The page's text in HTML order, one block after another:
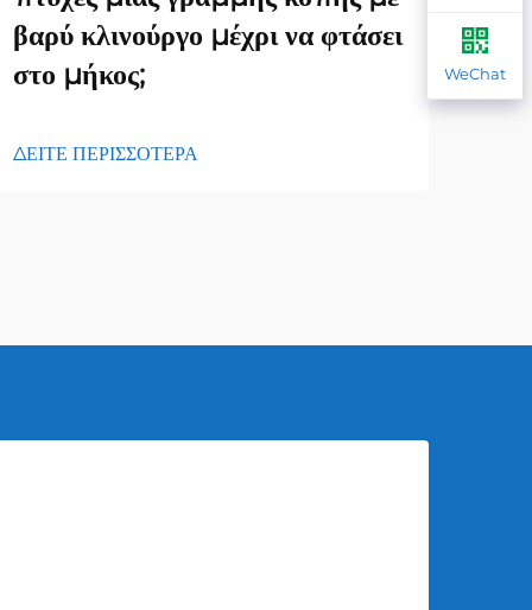
βαρύ κλινούργο μέχρι να φτάσει
στο μήκος;
ΔΕΙΤΕ ΠΕΡΙΣΣΟΤΕΡΑ
WeChat